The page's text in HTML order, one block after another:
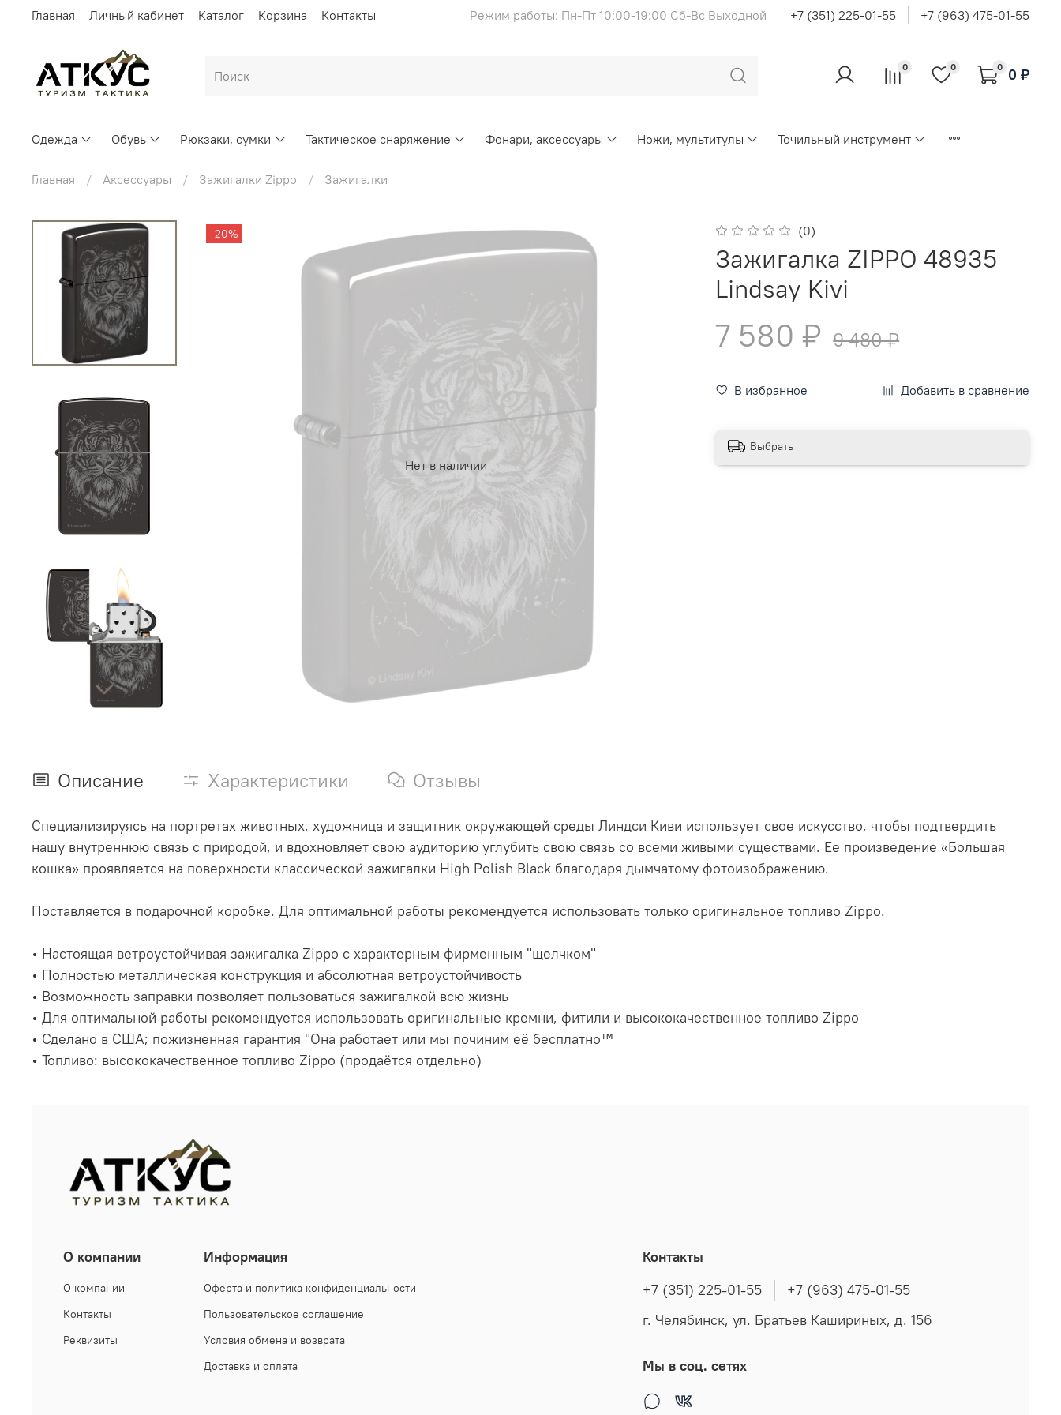
Главная Личный кабинет Каталог Корзина Контакты Режим работы: Пн-Пт 10:00-19:00 Сб-Вс Выходной +7 (351) 225-01-55 +7 (963) 475-01-55
0 0 0 0 ₽
Одежда Обувь Рюкзаки, сумки Тактическое снаряжение Фонари, аксессуары Ножи, мультитулы Точильный инструмент
Главная Аксессуары Зажигалки Zippo Зажигалки
Нет в наличии
-20% (0)
Зажигалка ZIPPO 48935
Lindsay Kivi
7 580 ₽ 9 480 ₽
В избранное Добавить в сравнение
Выбрать
Описание Характеристики Отзывы
Специализируясь на портретах животных, художница и защитник окружающей среды Линдси Киви использует свое искусство, чтобы подтвердить
нашу внутреннюю связь с природой, и вдохновляет свою аудиторию углубить свою связь со всеми живыми существами. Ее произведение «Большая
кошка» проявляется на поверхности классической зажигалки High Polish Black благодаря дымчатому фотоизображению.
Поставляется в подарочной коробке. Для оптимальной работы рекомендуется использовать только оригинальное топливо Zippo.
• Настоящая ветроустойчивая зажигалка Zippo с характерным фирменным "щелчком"
• Полностью металлическая конструкция и абсолютная ветроустойчивость
• Возможность заправки позволяет пользоваться зажигалкой всю жизнь
• Для оптимальной работы рекомендуется использовать оригинальные кремни, фитили и высококачественное топливо Zippo
• Сделано в США; пожизненная гарантия "Она работает или мы починим её бесплатно™
• Топливо: высококачественное топливо Zippo (продаётся отдельно)
О компании
О компании
Контакты
Реквизиты
Информация
Оферта и политика конфиденциальности
Пользовательское соглашение
Условия обмена и возврата
Доставка и оплата
Контакты
+7 (351) 225-01-55
+7 (963) 475-01-55
г. Челябинск, ул. Братьев Кашириных, д. 156
Мы в соц. сетях